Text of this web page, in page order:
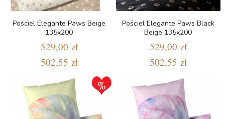
Pościel Elegante Paws Beige
135x200
529,00 zł
502,55 zł
Pościel Elegante Paws Black
Beige 135x200
529,00 zł
502,55 zł